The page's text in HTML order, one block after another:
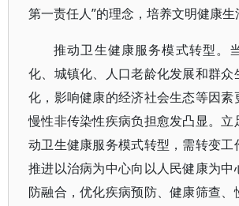
第一责任人”的理念，培养文明健康生
推动卫生健康服务模式转型。
化、城镇化、人口老龄化发展和群众
化，影响健康的经济社会生态等因素
慢性非传染性疾病负担愈发凸显。立
动卫生健康服务模式转型，需转变工
推进以治病为中心向以人民健康为中
防融合，优化疾病预防、健康筛查、